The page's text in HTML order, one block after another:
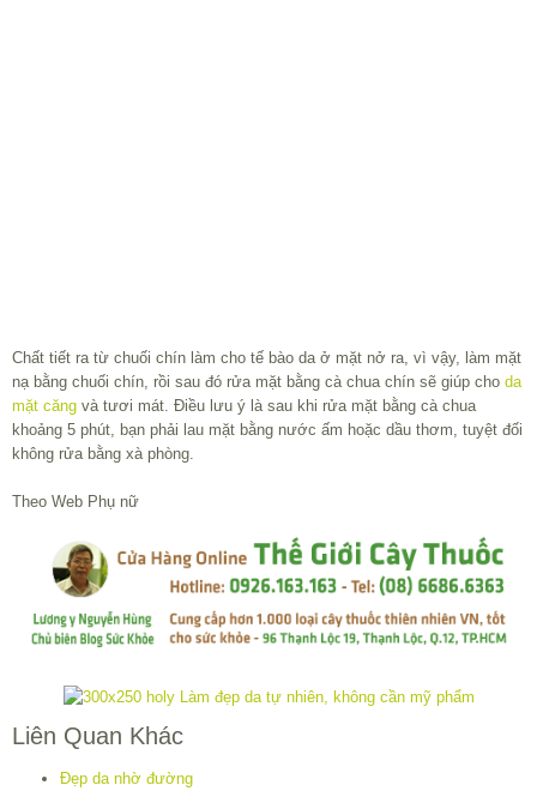
Liên Quan Khác
Đẹp da nhờ đường
Giải pháp an toàn cho da sần sùi
Các loại sản phẩm chống lão hóa cho nam giới
5 bí quyết cho bạn luôn tươi trẻ
Tại sao đàn ông nên tẩy da chết?
Làm mặt nạ cho da khô từ chuối
Đơn giản để da rạng ngời hơn vào buổi sáng
lạnh
Cách dưỡng da an toàn cho bà bầu
7 điều cần thiết để bạn có một làn da toàn thân không tỳ vết
Đẹp hơn nhờ thực phẩm quê nhà